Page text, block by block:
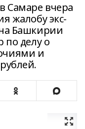
Самаре вчера
жалобу экс-
Башкирии
по делу о
и